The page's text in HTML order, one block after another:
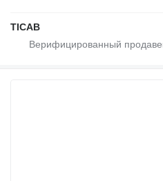
TICAB